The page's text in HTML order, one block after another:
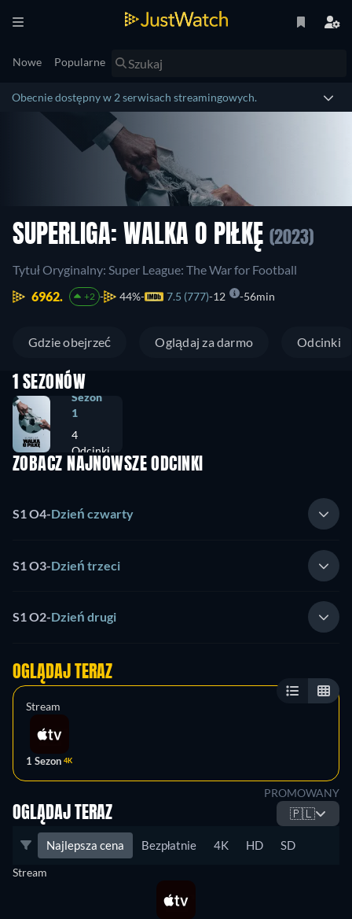
Nowe Popularne
Obecnie dostępny w 2 serwisach streamingowych.
SUPERLIGA: WALKA O PIŁKĘ (2023)
Tytuł Oryginalny: Super League: The War for Football
6962.
+2 44% 7.5 (777) 12 56min
Gdzie obejrzeć Oglądaj za darmo Odcinki
1 SEZONÓW
Sezon
1
4
Odcinki
ZOBACZ NAJNOWSZE ODCINKI
S1 O4-Dzień czwarty
S1 O3-Dzień trzeci
S1 O2-Dzień drugi
OGLĄDAJ TERAZ
Stream
1 Sezon 4K
PROMOWANY
OGLĄDAJ TERAZ 🇵🇱
Najlepsza cena Bezpłatnie 4K HD SD
Stream